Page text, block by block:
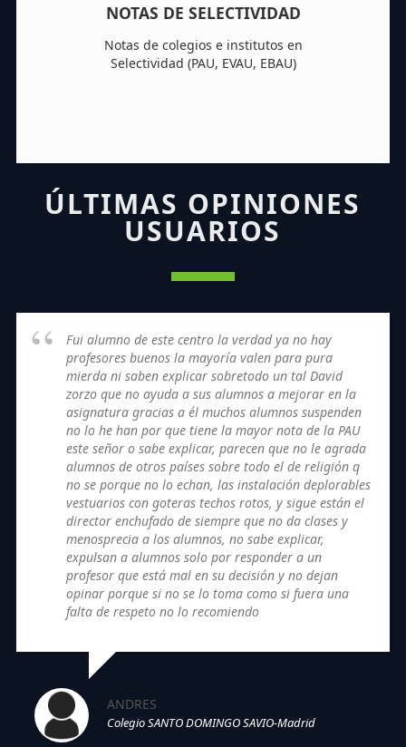
NOTAS DE SELECTIVIDAD
Notas de colegios e institutos en
Selectividad (PAU, EVAU, EBAU)
ÚLTIMAS OPINIONES
USUARIOS
Fui alumno de este centro la verdad ya no hay
profesores buenos la mayoría valen para pura
mierda ni saben explicar sobretodo un tal David
zorzo que no ayuda a sus alumnos a mejorar en la
asignatura gracias a él muchos alumnos suspenden
no lo he han por que tiene la mayor nota de la PAU
este señor o sabe explicar, parecen que no le agrada
alumnos de otros países sobre todo el de religión q
no se porque no lo echan, las instalación deplorables
vestuarios con goteras techos rotos, y sigue están el
director enchufado de siempre que no da clases y
menosprecia a los alumnos, no sabe explicar,
expulsan a alumnos solo por responder a un
profesor que está mal en su decisión y no dejan
opinar porque si no se lo toma como si fuera una
falta de respeto no lo recomiendo
ANDRES
Colegio SANTO DOMINGO SAVIO-Madrid